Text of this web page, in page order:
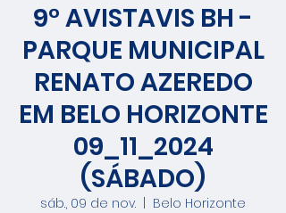
9° AVISTAVIS BH -
PARQUE MUNICIPAL
RENATO AZEREDO
EM BELO HORIZONTE
09_11_2024
(SÁBADO)
sáb., 09 de nov.
Belo Horizonte